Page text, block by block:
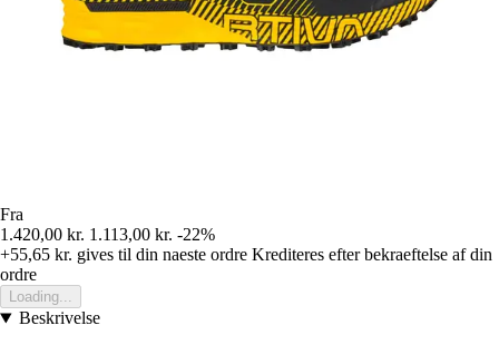
Fra
1.420,00 kr. 1.113,00 kr. -22%
+55,65 kr. gives til din naeste ordre Krediteres efter bekraeftelse af din
ordre
Loading...
Beskrivelse